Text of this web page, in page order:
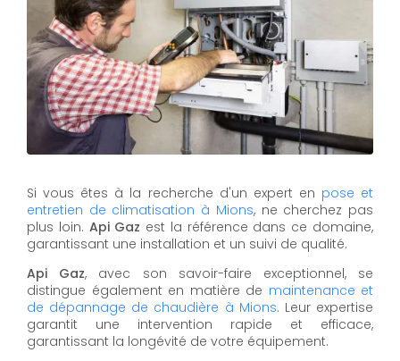
Si vous êtes à la recherche d'un expert en pose et
entretien de climatisation à Mions, ne cherchez pas
plus loin. Api Gaz est la référence dans ce domaine,
garantissant une installation et un suivi de qualité.
Api Gaz, avec son savoir-faire exceptionnel, se
distingue également en matière de maintenance et
de dépannage de chaudière à Mions. Leur expertise
garantit une intervention rapide et efficace,
garantissant la longévité de votre équipement.